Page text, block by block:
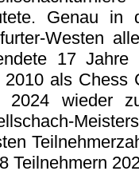
Genau in
Westen
17 Jahre
2010 als Chess
2024 wieder
Teilnehmern